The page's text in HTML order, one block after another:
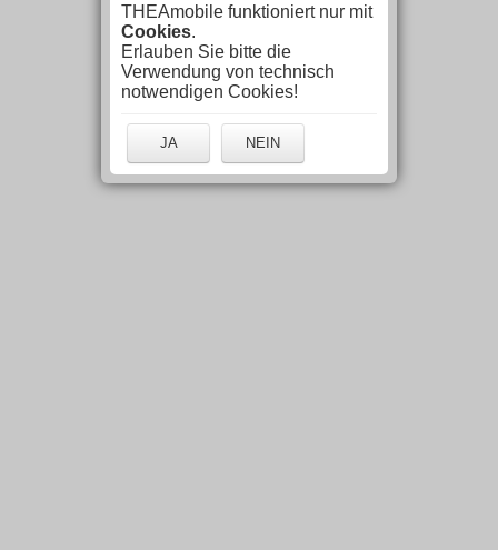
THEAmobile funktioniert nur mit
Cookies.
Erlauben Sie bitte die
Verwendung von technisch
notwendigen Cookies!
JA NEIN